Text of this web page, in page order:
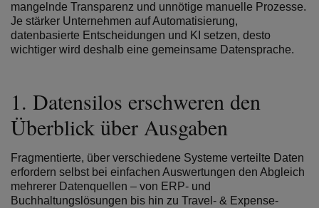
mangelnde Transparenz und unnötige manuelle Prozesse.
Je stärker Unternehmen auf Automatisierung,
datenbasierte Entscheidungen und KI setzen, desto
wichtiger wird deshalb eine gemeinsame Datensprache.
1. Datensilos erschweren den
Überblick über Ausgaben
Fragmentierte, über verschiedene Systeme verteilte Daten
erfordern selbst bei einfachen Auswertungen den Abgleich
mehrerer Datenquellen – von ERP- und
Buchhaltungslösungen bis hin zu Travel- & Expense-